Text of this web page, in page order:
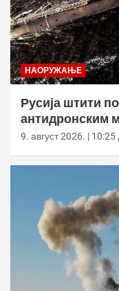
НАОРУЖАЊЕ
Русија штити
антидронским
9. август 2026. | 10:25